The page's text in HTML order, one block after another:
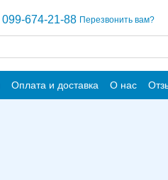
099-674-21-88 Перезвонить вам?
Оплата и доставка О нас